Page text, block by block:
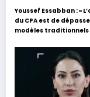
Youssef Essabban : «
du CPA est de
modèles traditionnels
s’appuyant sur le
expériences »